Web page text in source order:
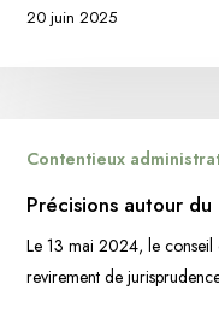
20 juin 2025
autour
recours
Contentieux
Précisions autour
Le 13 mai 2024, le conseil
revirement de